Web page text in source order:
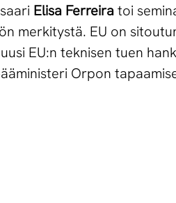
Elisa Ferreiratoi
merkitystä. EU on
EU:n teknisen tuen
Orpon